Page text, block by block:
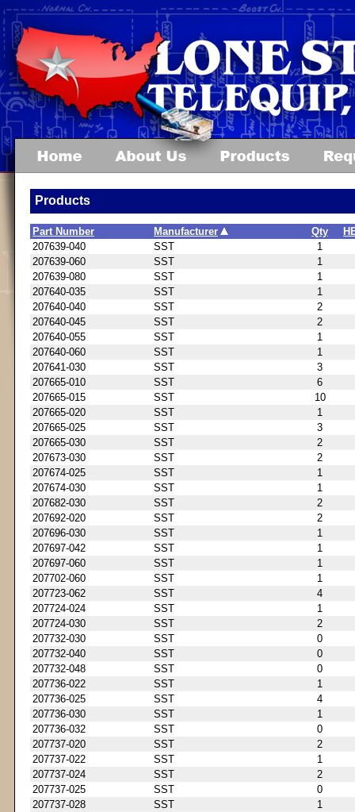
Products
Part Number Manufacturer Qty
207639-040
SST
1
207639-060
SST
1
207639-080
SST
1
207640-035
SST
1
207640-040
SST
2
207640-045
SST
2
207640-055
SST
1
207640-060
SST
1
207641-030
SST
3
207665-010
SST
6
207665-015
SST
10
207665-020
SST
1
207665-025
SST
3
207665-030
SST
2
207673-030
SST
2
207674-025
SST
1
207674-030
SST
1
207682-030
SST
2
207692-020
SST
2
207696-030
SST
1
207697-042
SST
1
207697-060
SST
1
207702-060
SST
1
207723-062
SST
4
207724-024
SST
1
207724-030
SST
2
207732-030
SST
0
207732-040
SST
0
207732-048
SST
0
207736-022
SST
1
207736-025
SST
4
207736-030
SST
1
207736-032
SST
0
207737-020
SST
2
207737-022
SST
1
207737-024
SST
2
207737-025
SST
0
207737-028
SST
1